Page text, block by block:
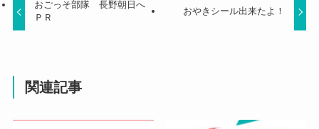
おごっそ部隊 長野朝日へ
ＰＲ
おやきシール出来たよ！
関連記事